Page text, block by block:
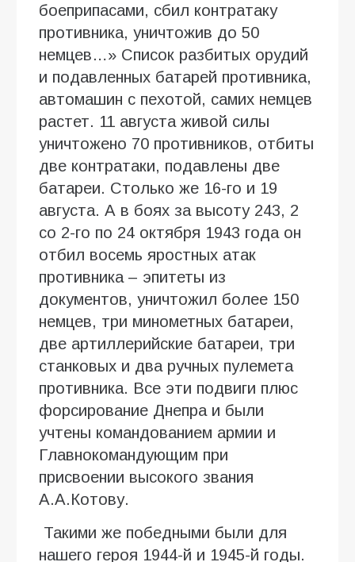
боеприпасами, сбил контратаку
противника, уничтожив до 50
немцев…» Список разбитых орудий
и подавленных батарей противника,
автомашин с пехотой, самих немцев
растет. 11 августа живой силы
уничтожено 70 противников, отбиты
две контратаки, подавлены две
батареи. Столько же 16-го и 19
августа. А в боях за высоту 243, 2
со 2-го по 24 октября 1943 года он
отбил восемь яростных атак
противника – эпитеты из
документов, уничтожил более 150
немцев, три минометных батареи,
две артиллерийские батареи, три
станковых и два ручных пулемета
противника. Все эти подвиги плюс
форсирование Днепра и были
учтены командованием армии и
Главнокомандующим при
присвоении высокого звания
А.А.Котову.
Такими же победными были для
нашего героя 1944-й и 1945-й годы.